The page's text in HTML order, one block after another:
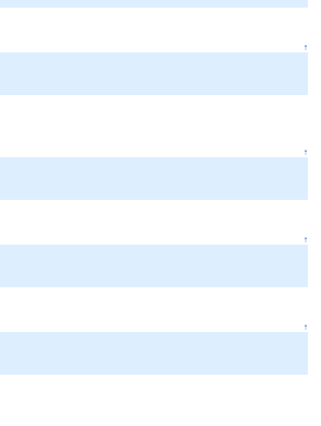
↑
↑
↑
↑